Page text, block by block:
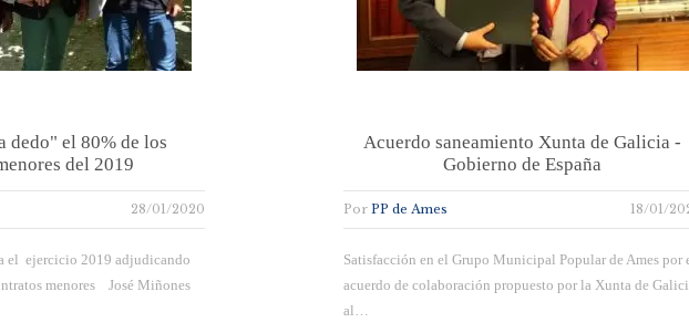
dedo" el 80% de los
del 2019
28/01/2020
el ejercicio 2019 adjudicando
menores José Miñones
Acuerdo saneamiento Xunta de Galicia -
Gobierno de España
Por PP de Ames 18/01/
Satisfacción en el Grupo Municipal Popular de Ames por
acuerdo de colaboración propuesto por la Xunta de
al…